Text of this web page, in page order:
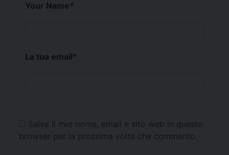
Your Name*
La tua email*
Salva il mio nome, email e sito web in questo
browser per la prossima volta che commento.